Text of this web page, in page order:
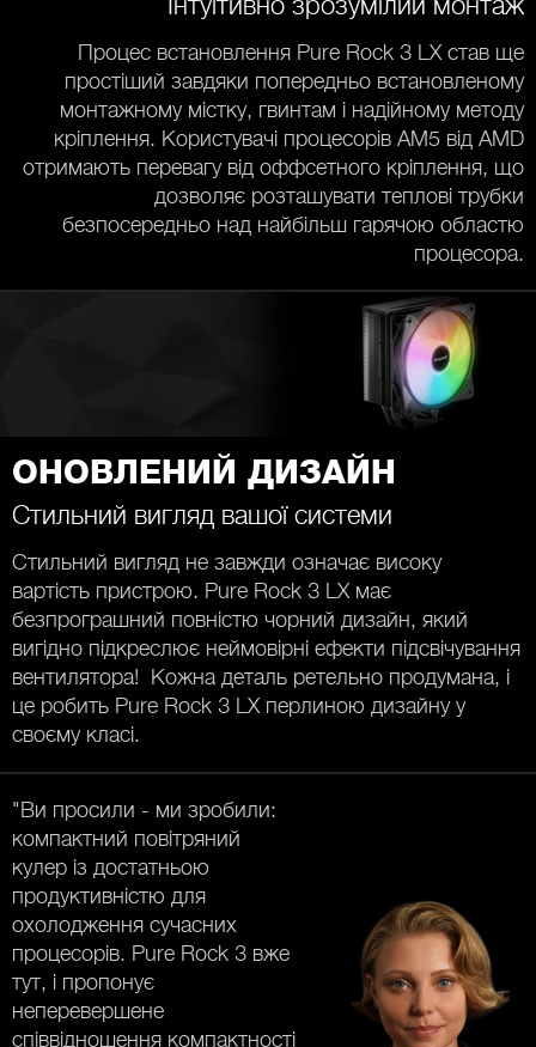
Процес встановлення Pure Rock 3 LX став ще
простіший завдяки попередньо встановленому
монтажному містку, гвинтам і надійному методу
кріплення. Користувачі процесорів AM5 від AMD
отримають перевагу від оффсетного кріплення, що
дозволяє розташувати теплові трубки
безпосередньо над найбільш гарячою областю
процесора.
ОНОВЛЕНИЙ ДИЗАЙН
Стильний вигляд вашої системи
Стильний вигляд не завжди означає високу
вартість пристрою. Pure Rock 3 LX має
безпрограшний повністю чорний дизайн, який
вигідно підкреслює неймовірні ефекти підсвічування
вентилятора! Кожна деталь ретельно продумана, і
це робить Pure Rock 3 LX перлиною дизайну у
своєму класі.
"Ви просили - ми зробили:
компактний повітряний
кулер із достатньою
продуктивністю для
охолодження сучасних
процесорів. Pure Rock 3 вже
тут, і пропонує
неперевершене
співвідношення компактності